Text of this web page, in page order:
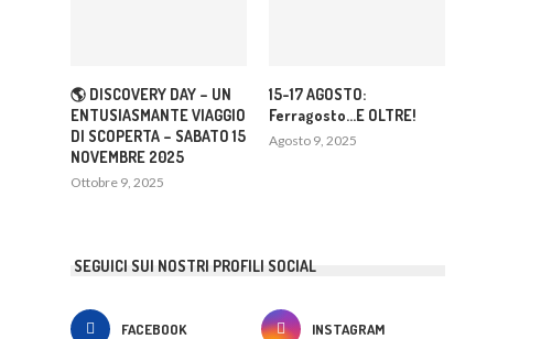
🌎 DISCOVERY DAY – UN
ENTUSIASMANTE VIAGGIO
DI SCOPERTA – SABATO 15
NOVEMBRE 2025
Ottobre 9, 2025
15-17 AGOSTO:
Ferragosto…E OLTRE!
Agosto 9, 2025
SEGUICI SUI NOSTRI PROFILI SOCIAL
FACEBOOK INSTAGRAM